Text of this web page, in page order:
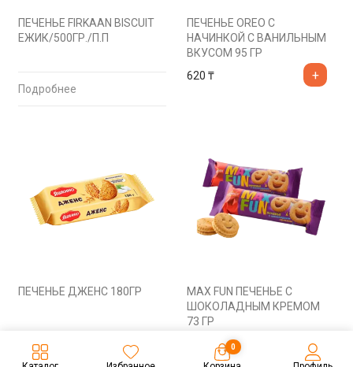
ПЕЧЕНЬЕ FIRKAAN BISCUIT
ЕЖИК/500ГР./П.П
Подробнее
ПЕЧЕНЬЕ OREO С
НАЧИНКОЙ С ВАНИЛЬНЫМ
ВКУСОМ 95 ГР
620 ₸
ПЕЧЕНЬЕ ДЖЕНС 180ГР
480₸
MAX FUN ПЕЧЕНЬЕ С
ШОКОЛАДНЫМ КРЕМОМ
73 ГР
0